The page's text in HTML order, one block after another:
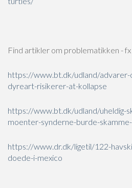
Find artikler om problematikken - fx
https://www.bt.dk/udland/advarer-
dyreart-risikerer-at-kollapse
https://www.bt.dk/udland/uheldig-
moenter-synderne-burde-
https://www.dr.dk/ligetil/122-
doede-i-mexico